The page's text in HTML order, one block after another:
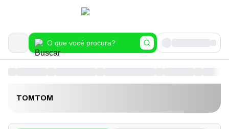
TOMTOM